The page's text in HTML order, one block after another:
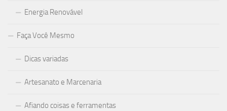
Energia Renovável
Faça Você Mesmo
Dicas variadas
Artesanato e Marcenaria
Afiando coisas e ferramentas